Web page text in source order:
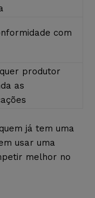
com
produtor
as
já tem uma
usar uma
melhor no